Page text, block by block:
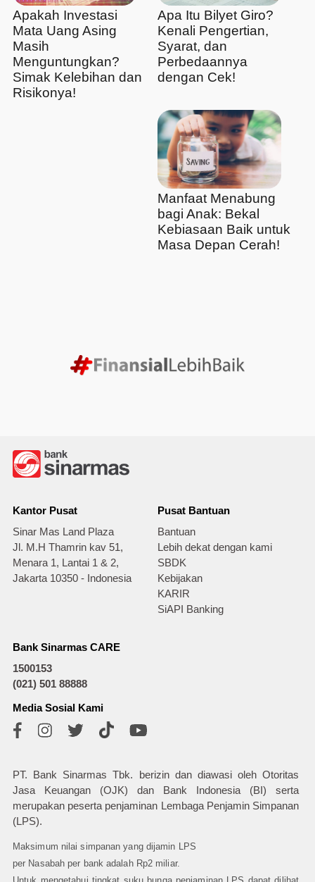
Apakah Investasi
Mata Uang Asing
Masih
Menguntungkan?
Simak Kelebihan dan
Risikonya!
Apa Itu Bilyet Giro?
Kenali Pengertian,
Syarat, dan
Perbedaannya
dengan Cek!
Manfaat Menabung
bagi Anak: Bekal
Kebiasaan Baik untuk
Masa Depan Cerah!
Kantor Pusat
Sinar Mas Land Plaza
Jl. M.H Thamrin kav 51,
Menara 1, Lantai 1 & 2,
Jakarta 10350 - Indonesia
Pusat Bantuan
Bantuan
Lebih dekat dengan kami
SBDK
Kebijakan
KARIR
SiAPI Banking
Bank Sinarmas CARE
1500153
(021) 501 88888
Media Sosial Kami
PT. Bank Sinarmas Tbk. berizin dan diawasi oleh Otoritas
Jasa Keuangan (OJK) dan Bank Indonesia (BI) serta
merupakan peserta penjaminan Lembaga Penjamin Simpanan
(LPS).
Maksimum nilai simpanan yang dijamin LPS
per Nasabah per bank adalah Rp2 miliar.